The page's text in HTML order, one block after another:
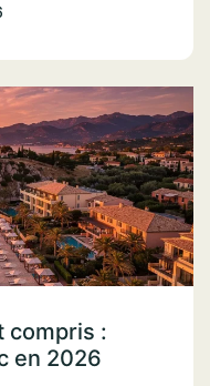
compris :
en 2026